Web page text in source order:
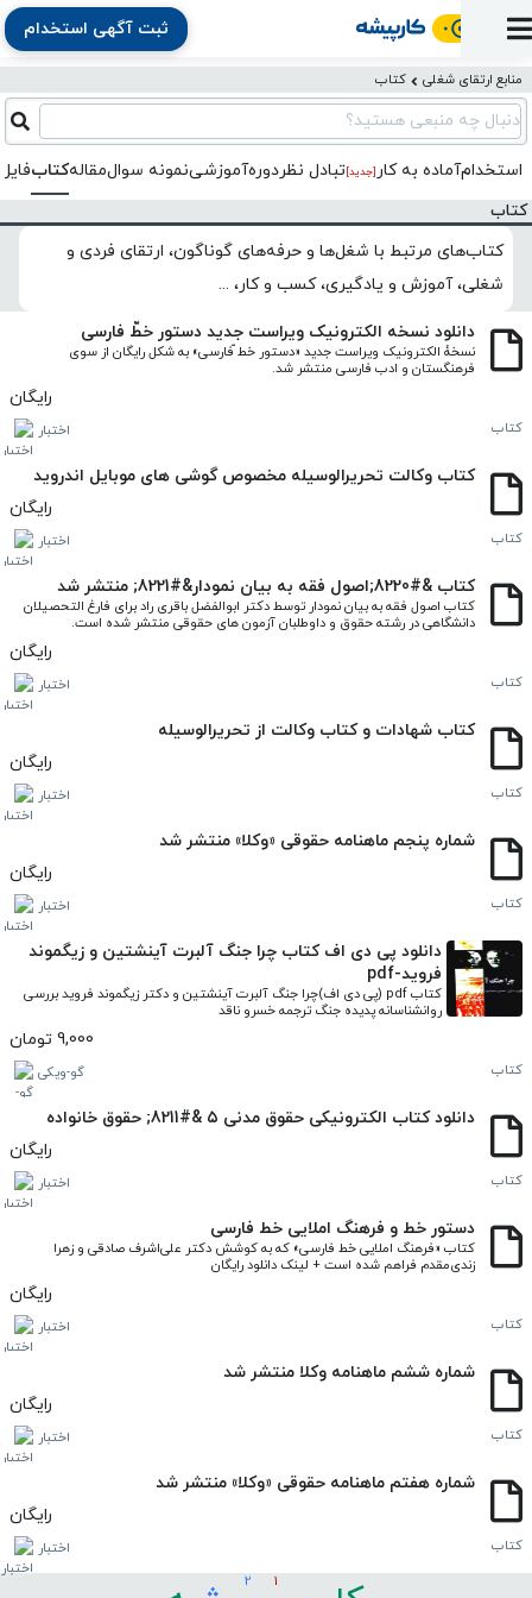
پنل
استخدام
به
کار
ثبت
رزومه
آگهی
آماده
به
کار
ثبت
آگهی
استخدام
نشان
شده‌ها
تبادل
نظر
منابع
ارتقای
شغلی
دوره
آموزشی
مقاله
کتاب
فایل‌و‌قالب
اخبار
استخدام
کارپیشه
جستجوی
کارجویان
(رزومه)
بخش
کارفرمایان
ثبت آگهی استخدام
منابع ارتقای شغلی کتاب
دنبال چه منبعی هستید؟
استخدامآماده به کار [جدید]تبادل‌ نظردوره‌آموزشینمونه سوالمقالهکتاب
کتاب
کتاب‌های مرتبط با شغل‌ها و حرفه‌های گوناگون، ارتقای فردی و
شغلی، آموزش و یادگیری، کسب و کار، ...
دانلود نسخه الکترونیک ویراست جدید دستور خطّ فارسی
فرهنگستان و ادب فارسی منتشر شد.
رایگان
کتاب اختبار
کتاب وکالت تحریرالوسیله مخصوص گوشی های موبایل اندروید
رایگان
کتاب اختبار
کتاب &#8220;اصول فقه به بیان نمودار&#8221; منتشر شد
دانشگاهی در رشته حقوق و داوطلبان آزمون های حقوقی منتشر شده است.
رایگان
کتاب اختبار
کتاب شهادات و کتاب وکالت از تحریرالوسیله
رایگان
کتاب اختبار
شماره پنجم ماهنامه حقوقی «وکلا» منتشر شد
رایگان
کتاب اختبار
دانلود پی دی اف کتاب چرا جنگ آلبرت آینشتین و زیگموند
فروید-pdf
روانشناسانه پدیده جنگ ترجمه خسرو ناقد
9,000 تومان
کتاب گو-ویکی
دانلود کتاب الکترونیکی حقوق مدنی ۵ &#8211; حقوق خانواده
رایگان
کتاب اختبار
دستور خط و فرهنگ املایی خط فارسی
زندی‌مقدم فراهم شده است + لینک دانلود رایگان
رایگان
کتاب اختبار
شماره ششم ماهنامه وکلا منتشر شد
رایگان
کتاب اختبار
شماره هفتم ماهنامه حقوقی «وکلا» منتشر شد
رایگان
کتاب اختبار
1
2